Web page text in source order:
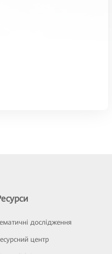
дослідження
центр